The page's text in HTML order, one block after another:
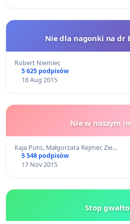
Nie dla nagonki na dr
Robert Niemiec
5 625 podpisów
18 Aug 2015
Nie w naszym
Kaja Puto, Małgorzata Rejmer, Zie…
5 548 podpisów
17 Nov 2015
Stop